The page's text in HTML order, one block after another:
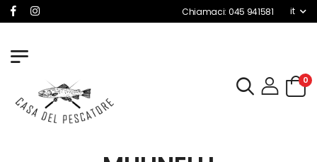
Chiamaci: 045 941581 it
0